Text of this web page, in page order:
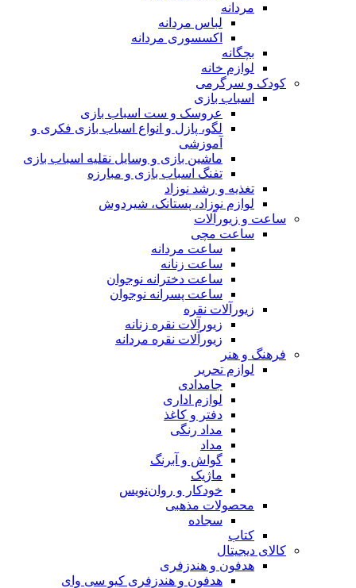
مردانه
لباس مردانه
اکسسوری مردانه
بچگانه
لوازم خانه
کودک و سرگرمی
اسباب بازی
عروسک و ست اسباب بازی
لگو، پازل و انواع اسباب بازی فکری و
آموزشی
ماشین بازی و وسایل نقلیه اسباب بازی
تفنگ اسباب بازی و مبارزه
تغذیه و رشد نوزاد
لوازم نوزاد، پستانک، شیردوش
ساعت و زیور‌آلات
ساعت مچی
ساعت مردانه
ساعت زنانه
ساعت دخترانه نوجوان
ساعت پسرانه نوجوان
زیورآلات نقره
زیورآلات نقره زنانه
زیورآلات نقره مردانه
فرهنگ و هنر
لوازم تحریر
جامدادی
لوازم اداری
دفتر و کاغذ
مداد رنگی
مداد
گواش و آبرنگ
ماژیک
خودکار و روان‌نویس
محصولات مذهبی
سجاده
کتاب
کالای دیجیتال
هدفون و هندزفری
هدفون و هندزفری کیو سی وای